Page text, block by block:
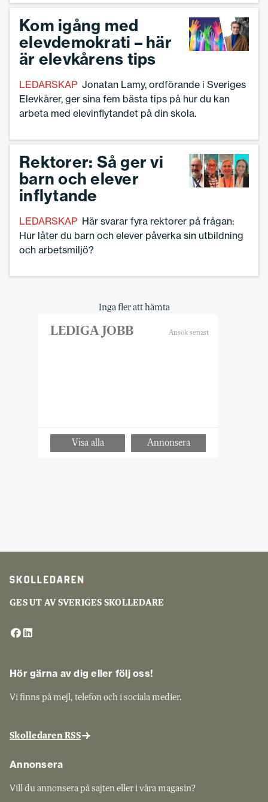
Kom igång med
elevdemokrati – här
är elevkårens tips
LEDARSKAP Jonatan Lamy, ordförande i Sveriges
Elevkårer, ger sina fem bästa tips på hur du kan
arbeta med elevinflytandet på din skola.
Rektorer: Så ger vi
barn och elever
inflytande
LEDARSKAP Här svarar fyra rektorer på frågan:
Hur låter du barn och elever påverka sin utbildning
och arbetsmiljö?
Inga fler att hämta
GES UT AV SVERIGES SKOLLEDARE
Hör gärna av dig eller följ oss!
Vi finns på mejl, telefon och i sociala medier.
Skolledaren RSS
Annonsera
Vill du annonsera på sajten eller i våra magasin?